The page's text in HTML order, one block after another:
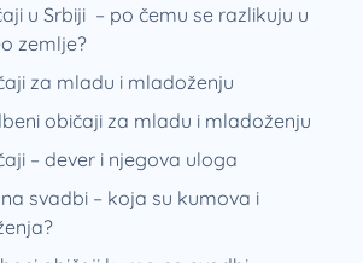
u Srbiji – po čemu se razlikuju u
zemlje?
za mladu i mladoženju
običaji za mladu i mladoženju
– dever i njegova uloga
svadbi – koja su kumova i